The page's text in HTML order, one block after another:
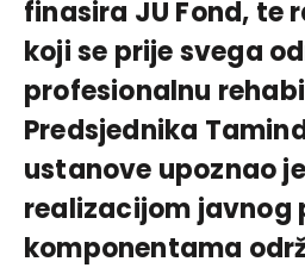
finasira JU Fond, te
koji se prije svega
profesionalnu
Predsjednika
ustanove upoznao
realizacijom javnog
komponentama